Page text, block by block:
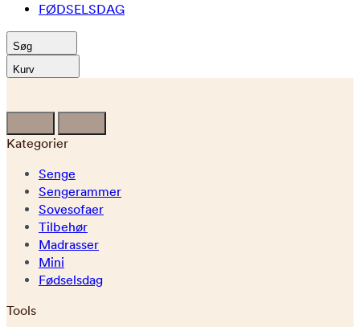
FØDSELSDAG
Søg
Kurv
Kategorier
Senge
Sengerammer
Sovesofaer
Tilbehør
Madrasser
Mini
Fødselsdag
Tools